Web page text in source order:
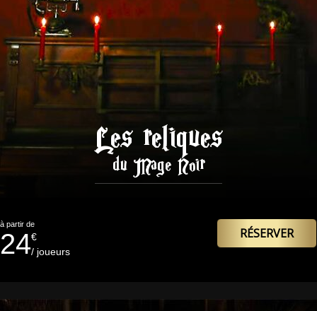
Les reliques
du Mage Noir
à partir de
24€
/ joueurs
RÉSERVER